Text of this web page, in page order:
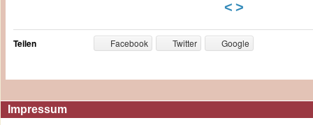
< >
Teilen Facebook Twitter Google
Impressum